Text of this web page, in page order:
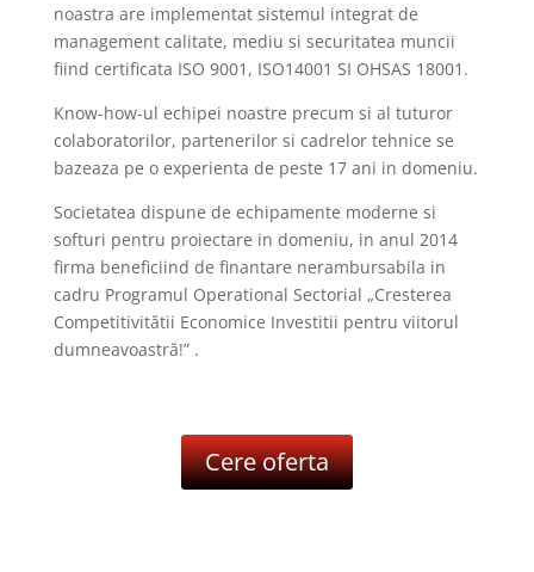
noastra are implementat sistemul integrat de
management calitate, mediu si securitatea muncii
fiind certificata ISO 9001, ISO14001 SI OHSAS 18001.
Know-how-ul echipei noastre precum si al tuturor
colaboratorilor, partenerilor si cadrelor tehnice se
bazeaza pe o experienta de peste 17 ani in domeniu.
Societatea dispune de echipamente moderne si
softuri pentru proiectare in domeniu, in anul 2014
firma beneficiind de finantare nerambursabila in
cadru Programul Operational Sectorial „Cresterea
Competitivitătii Economice Investitii pentru viitorul
dumneavoastră!” .
Cere oferta